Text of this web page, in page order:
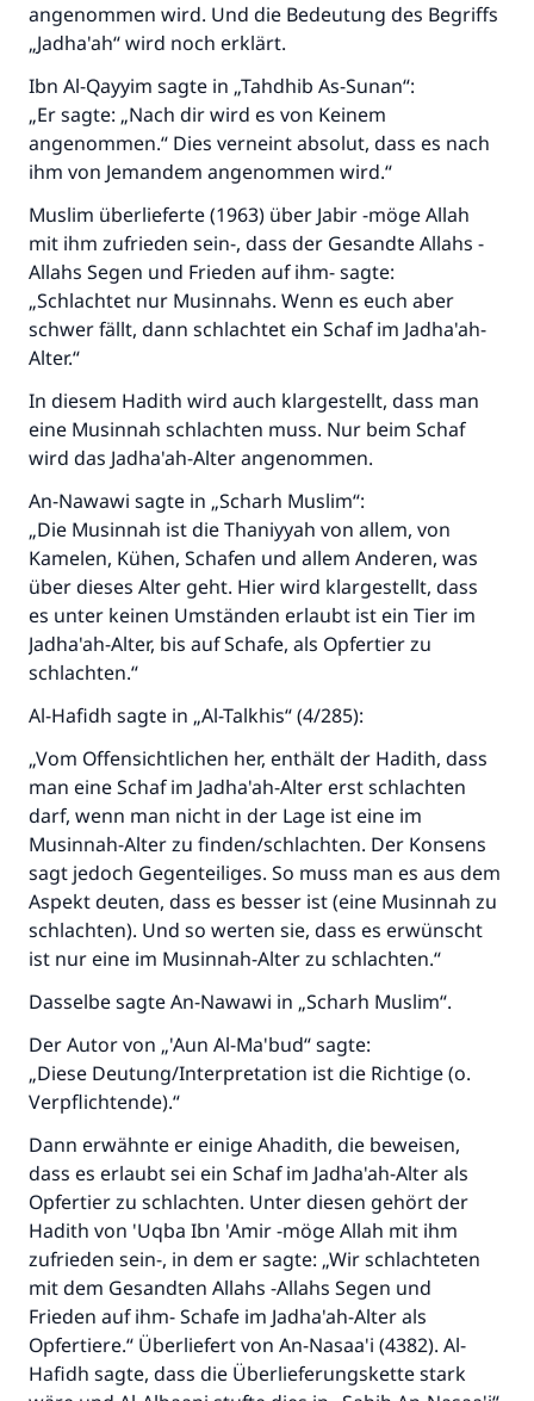
angenommen wird. Und die Bedeutung des Begriffs
„Jadha'ah“ wird noch erklärt.
Ibn Al-Qayyim sagte in „Tahdhib As-Sunan“:
„Er sagte: „Nach dir wird es von Keinem
angenommen.“ Dies verneint absolut, dass es nach
ihm von Jemandem angenommen wird.“
Muslim überlieferte (1963) über Jabir -möge Allah
mit ihm zufrieden sein-, dass der Gesandte Allahs -
Allahs Segen und Frieden auf ihm- sagte:
„Schlachtet nur Musinnahs. Wenn es euch aber
schwer fällt, dann schlachtet ein Schaf im Jadha'ah-
Alter.“
In diesem Hadith wird auch klargestellt, dass man
eine Musinnah schlachten muss. Nur beim Schaf
wird das Jadha'ah-Alter angenommen.
An-Nawawi sagte in „Scharh Muslim“:
„Die Musinnah ist die Thaniyyah von allem, von
Kamelen, Kühen, Schafen und allem Anderen, was
über dieses Alter geht. Hier wird klargestellt, dass
es unter keinen Umständen erlaubt ist ein Tier im
Jadha'ah-Alter, bis auf Schafe, als Opfertier zu
schlachten.“
Al-Hafidh sagte in „Al-Talkhis“ (4/285):
„Vom Offensichtlichen her, enthält der Hadith, dass
man eine Schaf im Jadha'ah-Alter erst schlachten
darf, wenn man nicht in der Lage ist eine im
Musinnah-Alter zu finden/schlachten. Der Konsens
sagt jedoch Gegenteiliges. So muss man es aus dem
Aspekt deuten, dass es besser ist (eine Musinnah zu
schlachten). Und so werten sie, dass es erwünscht
ist nur eine im Musinnah-Alter zu schlachten.“
Dasselbe sagte An-Nawawi in „Scharh Muslim“.
Der Autor von „'Aun Al-Ma'bud“ sagte:
„Diese Deutung/Interpretation ist die Richtige (o.
Verpflichtende).“
Dann erwähnte er einige Ahadith, die beweisen,
dass es erlaubt sei ein Schaf im Jadha'ah-Alter als
Opfertier zu schlachten. Unter diesen gehört der
Hadith von 'Uqba Ibn 'Amir -möge Allah mit ihm
zufrieden sein-, in dem er sagte: „Wir schlachteten
mit dem Gesandten Allahs -Allahs Segen und
Frieden auf ihm- Schafe im Jadha'ah-Alter als
Opfertiere.“ Überliefert von An-Nasaa'i (4382). Al-
Hafidh sagte, dass die Überlieferungskette stark
Die Antwort Nr. 110845 rettete eine